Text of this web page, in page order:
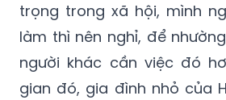
trọng trong xã hội, mình
làm thì nên nghỉ, để
người khác cần việc đó
gian đó, gia đình nhỏ của